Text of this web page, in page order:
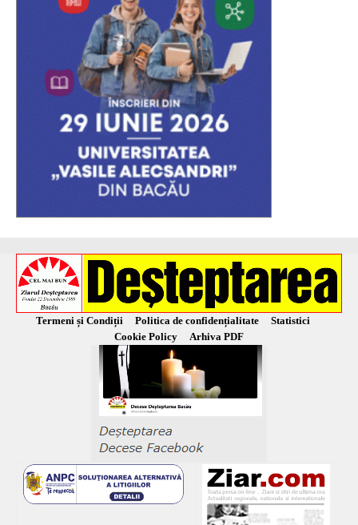
Termeni și Condiții Politica de confidențialitate
Statistici
Cookie Policy
Arhiva PDF